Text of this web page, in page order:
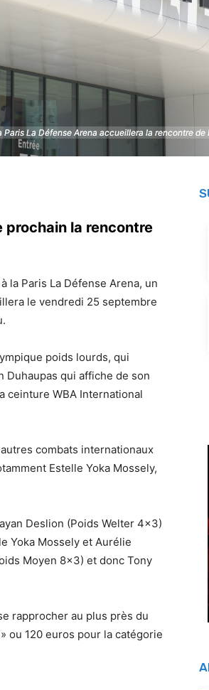
La Défense Arena accueillera la rencontre
La Défense Arena accueillera la rencontre
prochain la rencontre
la Paris La Défense Arena, un
le vendredi 25 septembre
poids lourds, qui
Duhaupas qui affiche de son
ceinture WBA International
combats internationaux
Estelle Yoka Mossely,
Deslion (Poids Welter 4×3)
Yoka Mossely et Aurélie
Moyen 8×3) et donc Tony
rapprocher au plus près du
ou 120 euros pour la catégorie